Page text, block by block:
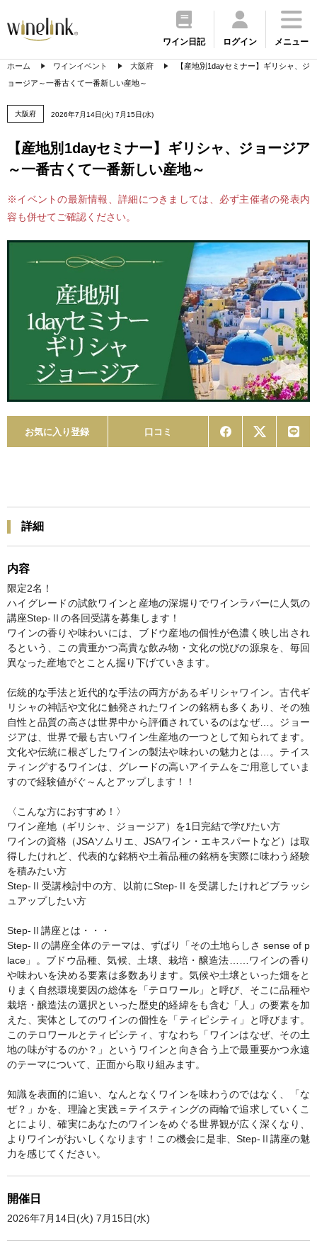
ワイン日記 ログイン メニュー
ホーム ワインイベント 大阪府
【産地別1dayセミナー】ギリシャ、ジ
ョージア～一番古くて一番新しい産地～
大阪府 2026年7月14日(火) 7月15日(水)
【産地別1dayセミナー】ギリシャ、ジョージア
～一番古くて一番新しい産地～
※イベントの最新情報、詳細につきましては、必ず主催者の発表内
容も併せてご確認ください。
お気に入り登録 口コミ
詳細
内容
限定2名！
ハイグレードの試飲ワインと産地の深堀りでワインラバーに人気の
講座Step-Ⅱの各回受講を募集します！
ワインの香りや味わいには、ブドウ産地の個性が色濃く映し出され
るという、この貴重かつ高貴な飲み物・文化の悦びの源泉を、毎回
異なった産地でとことん掘り下げていきます。
伝統的な手法と近代的な手法の両方があるギリシャワイン。古代ギ
リシャの神話や文化に触発されたワインの銘柄も多くあり、その独
自性と品質の高さは世界中から評価されているのはなぜ…。ジョー
ジアは、世界で最も古いワイン生産地の一つとして知られてます。
文化や伝統に根ざしたワインの製法や味わいの魅力とは…。テイス
ティングするワインは、グレードの高いアイテムをご用意していま
すので経験値がぐ～んとアップします！！
〈こんな方におすすめ！〉
ワイン産地（ギリシャ、ジョージア）を1日完結で学びたい方
ワインの資格（JSAソムリエ、JSAワイン・エキスパートなど）は取
得したけれど、代表的な銘柄や土着品種の銘柄を実際に味わう経験
を積みたい方
Step-Ⅱ受講検討中の方、以前にStep-Ⅱを受講したけれどブラッシ
ュアップしたい方
Step-Ⅱ講座とは・・・
Step-Ⅱの講座全体のテーマは、ずばり「その土地らしさ sense of p
lace」。ブドウ品種、気候、土壌、栽培・醸造法……ワインの香り
や味わいを決める要素は多数あります。気候や土壌といった畑をと
りまく自然環境要因の総体を「テロワール」と呼び、そこに品種や
栽培・醸造法の選択といった歴史的経緯をも含む「人」の要素を加
えた、実体としてのワインの個性を「ティピシティ」と呼びます。
このテロワールとティピシティ、すなわち「ワインはなぜ、その土
地の味がするのか？」というワインと向き合う上で最重要かつ永遠
のテーマについて、正面から取り組みます。
知識を表面的に追い、なんとなくワインを味わうのではなく、「な
ぜ？」かを、理論と実践＝テイスティングの両輪で追求していくこ
とにより、確実にあなたのワインをめぐる世界観が広く深くなり、
よりワインがおいしくなります！この機会に是非、Step-Ⅱ講座の魅
力を感じてください。
開催日
2026年7月14日(火) 7月15日(水)